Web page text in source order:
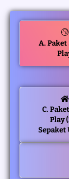
A.
C.
Play
Sepaket